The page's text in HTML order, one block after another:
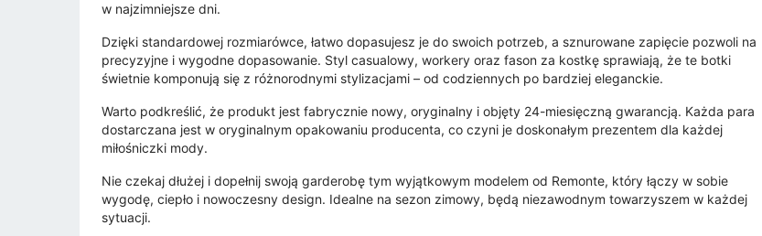
w najzimniejsze dni.
Dzięki standardowej rozmiarówce, łatwo dopasujesz je do swoich potrzeb, a sznurowane zapięcie pozwoli na
precyzyjne i wygodne dopasowanie. Styl casualowy, workery oraz fason za kostkę sprawiają, że te botki
świetnie komponują się z różnorodnymi stylizacjami – od codziennych po bardziej eleganckie.
Warto podkreślić, że produkt jest fabrycznie nowy, oryginalny i objęty 24-miesięczną gwarancją. Każda para
dostarczana jest w oryginalnym opakowaniu producenta, co czyni je doskonałym prezentem dla każdej
miłośniczki mody.
Nie czekaj dłużej i dopełnij swoją garderobę tym wyjątkowym modelem od Remonte, który łączy w sobie
wygodę, ciepło i nowoczesny design. Idealne na sezon zimowy, będą niezawodnym towarzyszem w każdej
sytuacji.